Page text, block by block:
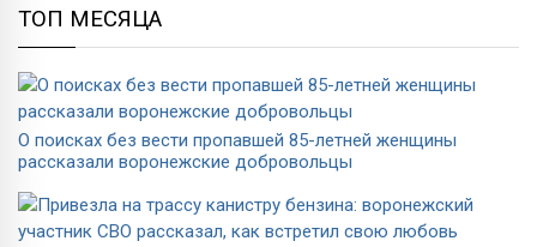
ТОП МЕСЯЦА
О поисках без вести пропавшей 85-летней женщины
рассказали воронежские добровольцы